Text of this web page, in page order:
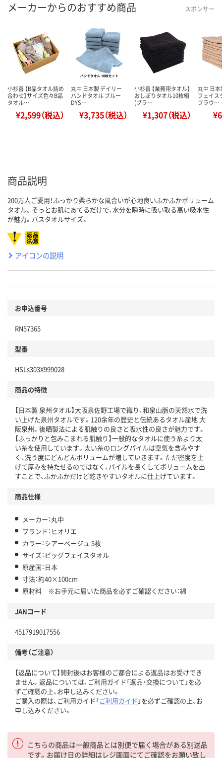
メーカーからのおすすめ商品 スポンサー
小杉善 【B品タオル詰め
合わせ】サイズ色々B品
タオル…
¥2,599（税込）
丸中 日本製 デイリー
ハンドタオル ブルー
DYS…
¥3,735（税込）
小杉善 【業務用タオル】
おしぼりタオル10枚組
(ブラ…
¥1,307（税込）
丸中 日
フェイス
ブラウ…
商品説明
200万人ご愛用！ふっかり柔らかな風合いが心地良いふかふかボリューム
タオル。そっとお肌にあてるだけで、水分を瞬時に吸い取る高い吸水性
が魅力。バスタオルサイズ。
アイコンの説明
お申込番号
RN57365
型番
HSLs303X999028
商品の特徴
【日本製 泉州タオル】大阪泉佐野工場で織り、和泉山脈の天然水で洗
い上げた泉州タオルです。120余年の歴史と伝統あるタオル産地 大
阪泉州。後晒製法による肌触りの良さと吸水性の良さが魅力です。
【ふっかりと包みこまれる肌触り】一般的なタオルに使う糸より太
い糸を使用しています。太い糸のロングパイルは空気を含みやす
く、洗う度にどんどんボリュームが増していきます。ただ密度を上
げて厚みを持たせるのではなく、パイルを長くしてボリュームを出
すことで、ふかふかだけど乾きやすいタオルに仕上げています。
商品仕様
メーカー：丸中
ブランド：ヒオリエ
カラー：シアーベージュ 5枚
サイズ：ビッグフェイスタオル
原産国：日本
寸法：約40×100cm
原材料 ※お手元に届いた商品を必ずご確認ください：綿
JANコード
4517919017556
備考（ご注意）
【返品について】開封後はお客様のご都合による返品はお受けでき
ません。返品については、ご利用ガイド「返品・交換について」を必
ずご確認の上、お申し込みください。
ご購入の際は、ご利用ガイド「ご利用ガイド 」を必ずご確認の上、お
申し込みください。
こちらの商品は一般商品とは別便で届く場合がある別送品
です。お届け日の詳細はレジ画面にてご確認をお願い致し